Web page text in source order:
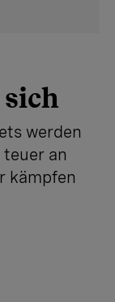
werden
an
kämpfen